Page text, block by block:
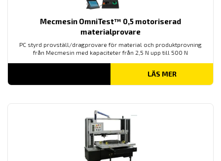
Mecmesin OmniTest™ 0,5 motoriserad
materialprovare
PC styrd provställ/dragprovare för material och produktprovning
från Mecmesin med kapaciteter från 2,5 N upp till 500 N
LÄS MER